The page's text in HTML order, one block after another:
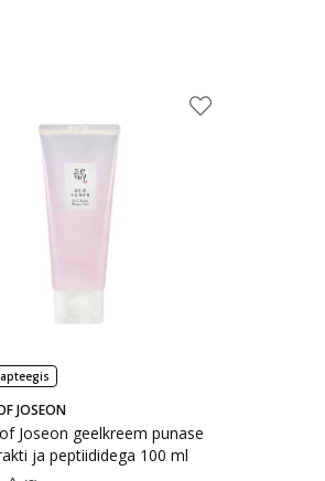
JOSEON
Joseon geelkreem punase
ja peptiididega 100 ml